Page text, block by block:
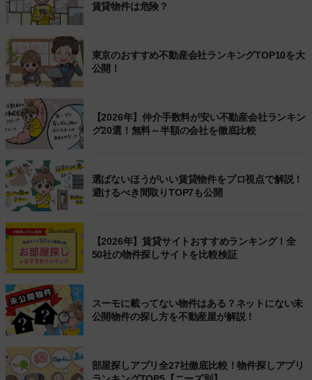
賃貸物件は危険？
東京のおすすめ不動産会社ランキングTOP10を大
公開！
【2026年】仲介手数料が安い不動産会社ランキン
グ20選！無料～半額の会社を徹底比較
選ばないほうがいい賃貸物件をプロ視点で解説！
避けるべき間取りTOP7も公開
【2026年】賃貸サイトおすすめランキング！全
50社の物件探しサイトを比較検証
スーモに載ってない物件はある？ネットにない未
公開物件の探し方を不動産屋が解説！
部屋探しアプリ全27社徹底比較！物件探しアプリ